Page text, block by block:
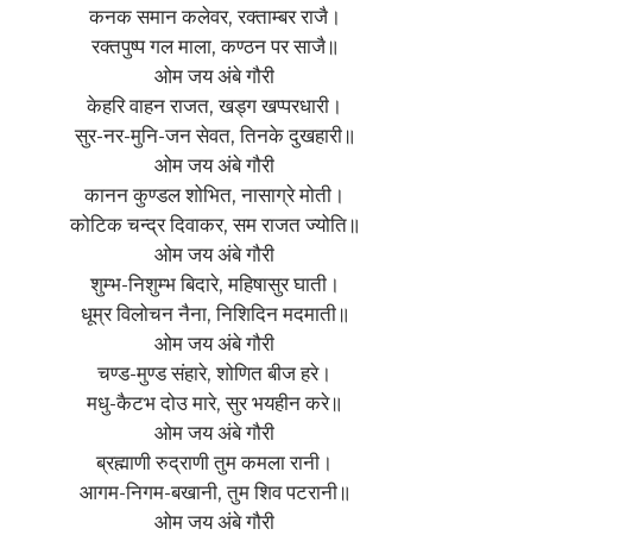
कनक समान कलेवर, रक्ताम्बर राजै।
रक्तपुष्प गल माला, कण्ठन पर साजै॥
ओम जय अंबे गौरी
केहरि वाहन राजत, खड्ग खप्परधारी।
सुर-नर-मुनि-जन सेवत, तिनके दुखहारी॥
ओम जय अंबे गौरी
कानन कुण्डल शोभित, नासाग्रे मोती।
कोटिक चन्द्र दिवाकर, सम राजत ज्योति॥
ओम जय अंबे गौरी
शुम्भ-निशुम्भ बिदारे, महिषासुर घाती।
धूम्र विलोचन नैना, निशिदिन मदमाती॥
ओम जय अंबे गौरी
चण्ड-मुण्ड संहारे, शोणित बीज हरे।
मधु-कैटभ दो‌उ मारे, सुर भयहीन करे॥
ओम जय अंबे गौरी
ब्रह्माणी रुद्राणी तुम कमला रानी।
आगम-निगम-बखानी, तुम शिव पटरानी॥
ओम जय अंबे गौरी